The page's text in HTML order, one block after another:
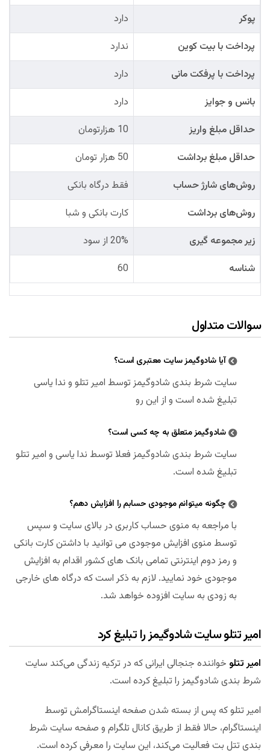
پوکر
دارد
پرداخت با بیت کوین
ندارد
پرداخت با پرفکت مانی
دارد
بانس و جوایز
دارد
حداقل مبلغ واریز
10 هزارتومان
حداقل مبلغ برداشت
50 هزار تومان
روش‌های شارژ حساب
فقط درگاه بانکی
روش‌های برداشت
کارت بانکی و شبا
زیر مجموعه گیری
20% از سود
شناسه
60
سوالات متداول
آیا شادوگیمز سایت معتبری است؟
سایت شرط بندی شادوگیمز توسط امیر تتلو و ندا یاسی
تبلیغ شده است و از این رو
شادوگیمز متعلق به چه کسی است؟
سایت شرط بندی شادوگیمز فعلا توسط ندا یاسی و امیر تتلو
تبلیغ شده است.
چگونه میتوانم موجودی حسابم را افزایش دهم؟
با مراجعه به منوی حساب کاربری در بالای سایت و سپس
توسط منوی افزایش موجودی می توانید با داشتن کارت بانکی
و رمز دوم اینترنتی تمامی بانک های کشور اقدام به افزایش
موجودی خود نمایید. لازم به ذکر است که درگاه های خارجی
به زودی به سایت افزوده خواهد شد.
امیر تتلو سایت شادوگیمز را تبلیغ کرد
امیر تتلو خواننده جنجالی ایرانی که در ترکیه زندگی می‌کند سایت
شرط بندی شادوگیمز را تبلیغ کرده است.
امیر تتلو که پس از بسته شدن صفحه اینستاگرامش توسط
اینستاگرام، حالا فقط از طریق کانال تلگرام و صفحه سایت شرط
بندی تتل بت فعالیت می‌کند، این سایت را معرفی کرده است.